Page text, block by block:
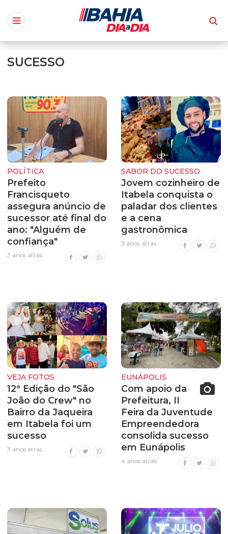
SUCESSO
POLÍTICA
Prefeito
Francisqueto
assegura anúncio de
sucessor até final do
ano: "Alguém de
confiança"
3 anos atrás
SABOR DO SUCESSO
Jovem cozinheiro de
Itabela conquista o
paladar dos clientes
e a cena
gastronômica
3 anos atrás
VEJA FOTOS
12ª Edição do "São
João do Crew" no
Bairro da Jaqueira
em Itabela foi um
sucesso
3 anos atrás
EUNÁPOLIS
Com apoio da
Prefeitura, II
Feira da Juventude
Empreendedora
consolida sucesso
em Eunápolis
4 anos atrás